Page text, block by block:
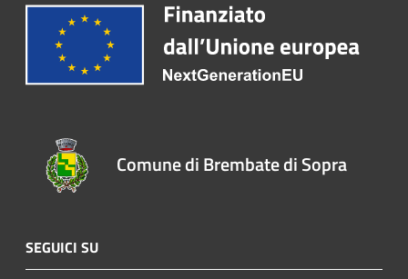
Comune di Brembate di Sopra
SEGUICI SU